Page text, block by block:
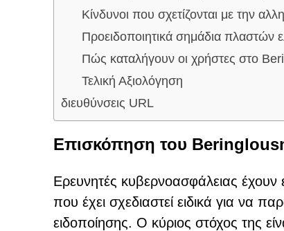
Κίνδυνοι που σχετίζονται με την
Προειδοποιητικά σημάδια πλαστών
Πώς καταλήγουν οι χρήστες στο
Τελική Αξιολόγηση
διευθύνσεις URL
Επισκόπηση του
Ερευνητές κυβερνοασφάλειας έχουν
που έχει σχεδιαστεί ειδικά για να
ειδοποίησης. Ο κύριος στόχος της